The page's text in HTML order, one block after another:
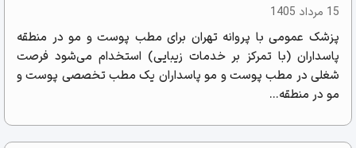
15 مرداد 1405
پزشک عمومی با پروانه تهران برای مطب پوست و مو در منطقه
پاسداران (با تمرکز بر خدمات زیبایی) استخدام می‌شود فرصت
شغلی در مطب پوست و مو پاسداران یک مطب تخصصی پوست و
مو در منطقه...